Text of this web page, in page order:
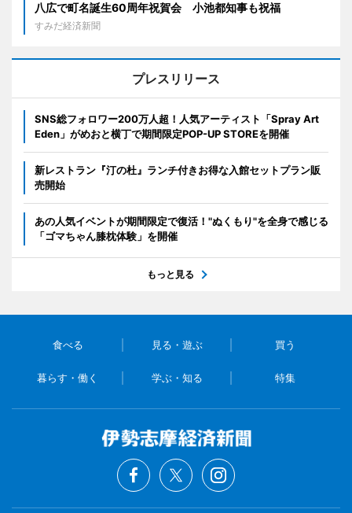
八広で町名誕生60周年祝賀会 小池都知事も祝福
すみだ経済新聞
プレスリリース
SNS総フォロワー200万人超！人気アーティスト「Spray Art
Eden」がめおと横丁で期間限定POP-UP STOREを開催
新レストラン『汀の杜』ランチ付きお得な入館セットプラン販
売開始
あの人気イベントが期間限定で復活！"ぬくもり"を全身で感じる
「ゴマちゃん膝枕体験」を開催
もっと見る
食べる 見る・遊ぶ 買う
暮らす・働く 学ぶ・知る 特集